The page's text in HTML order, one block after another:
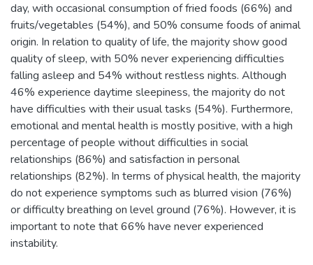
day, with occasional consumption of fried foods (66%) and
fruits/vegetables (54%), and 50% consume foods of animal
origin. In relation to quality of life, the majority show good
quality of sleep, with 50% never experiencing difficulties
falling asleep and 54% without restless nights. Although
46% experience daytime sleepiness, the majority do not
have difficulties with their usual tasks (54%). Furthermore,
emotional and mental health is mostly positive, with a high
percentage of people without difficulties in social
relationships (86%) and satisfaction in personal
relationships (82%). In terms of physical health, the majority
do not experience symptoms such as blurred vision (76%)
or difficulty breathing on level ground (76%). However, it is
important to note that 66% have never experienced
instability.